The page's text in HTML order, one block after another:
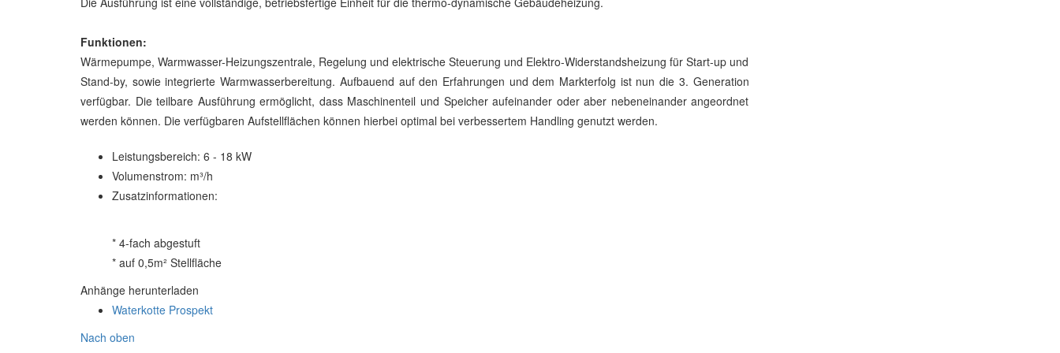
Funktionen:
Wärmepumpe, Warmwasser-Heizungszentrale, Regelung und elektrische Steuerung und Elektro-Widerstandsheizung für Start-up und
Stand-by, sowie integrierte Warmwasserbereitung. Aufbauend auf den Erfahrungen und dem Markterfolg ist nun die 3. Generation
verfügbar. Die teilbare Ausführung ermöglicht, dass Maschinenteil und Speicher aufeinander oder aber nebeneinander angeordnet
werden können. Die verfügbaren Aufstellflächen können hierbei optimal bei verbessertem Handling genutzt werden.
Leistungsbereich: 6 - 18 kW
Volumenstrom: m³/h
Zusatzinformationen:
* 4-fach abgestuft
* auf 0,5m² Stellfläche
Anhänge herunterladen
Waterkotte Prospekt
Nach oben